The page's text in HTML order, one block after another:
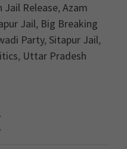
Jail Release,Azam
Jail, Big Breaking
Party, Sitapur Jail,
, Uttar Pradesh